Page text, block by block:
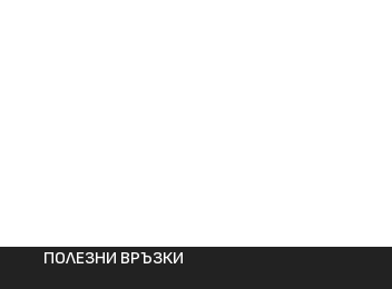
ПОЛЕЗНИ ВРЪЗКИ